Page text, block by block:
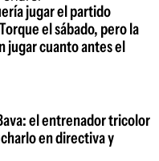
jugar el partido
el sábado, pero la
jugar cuanto antes el
el entrenador tricolor
en directiva y